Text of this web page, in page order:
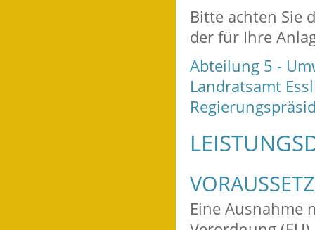
Bitte achten Sie
der für Ihre
Abteilung 5 -
Landratsamt
Eine Ausnahme